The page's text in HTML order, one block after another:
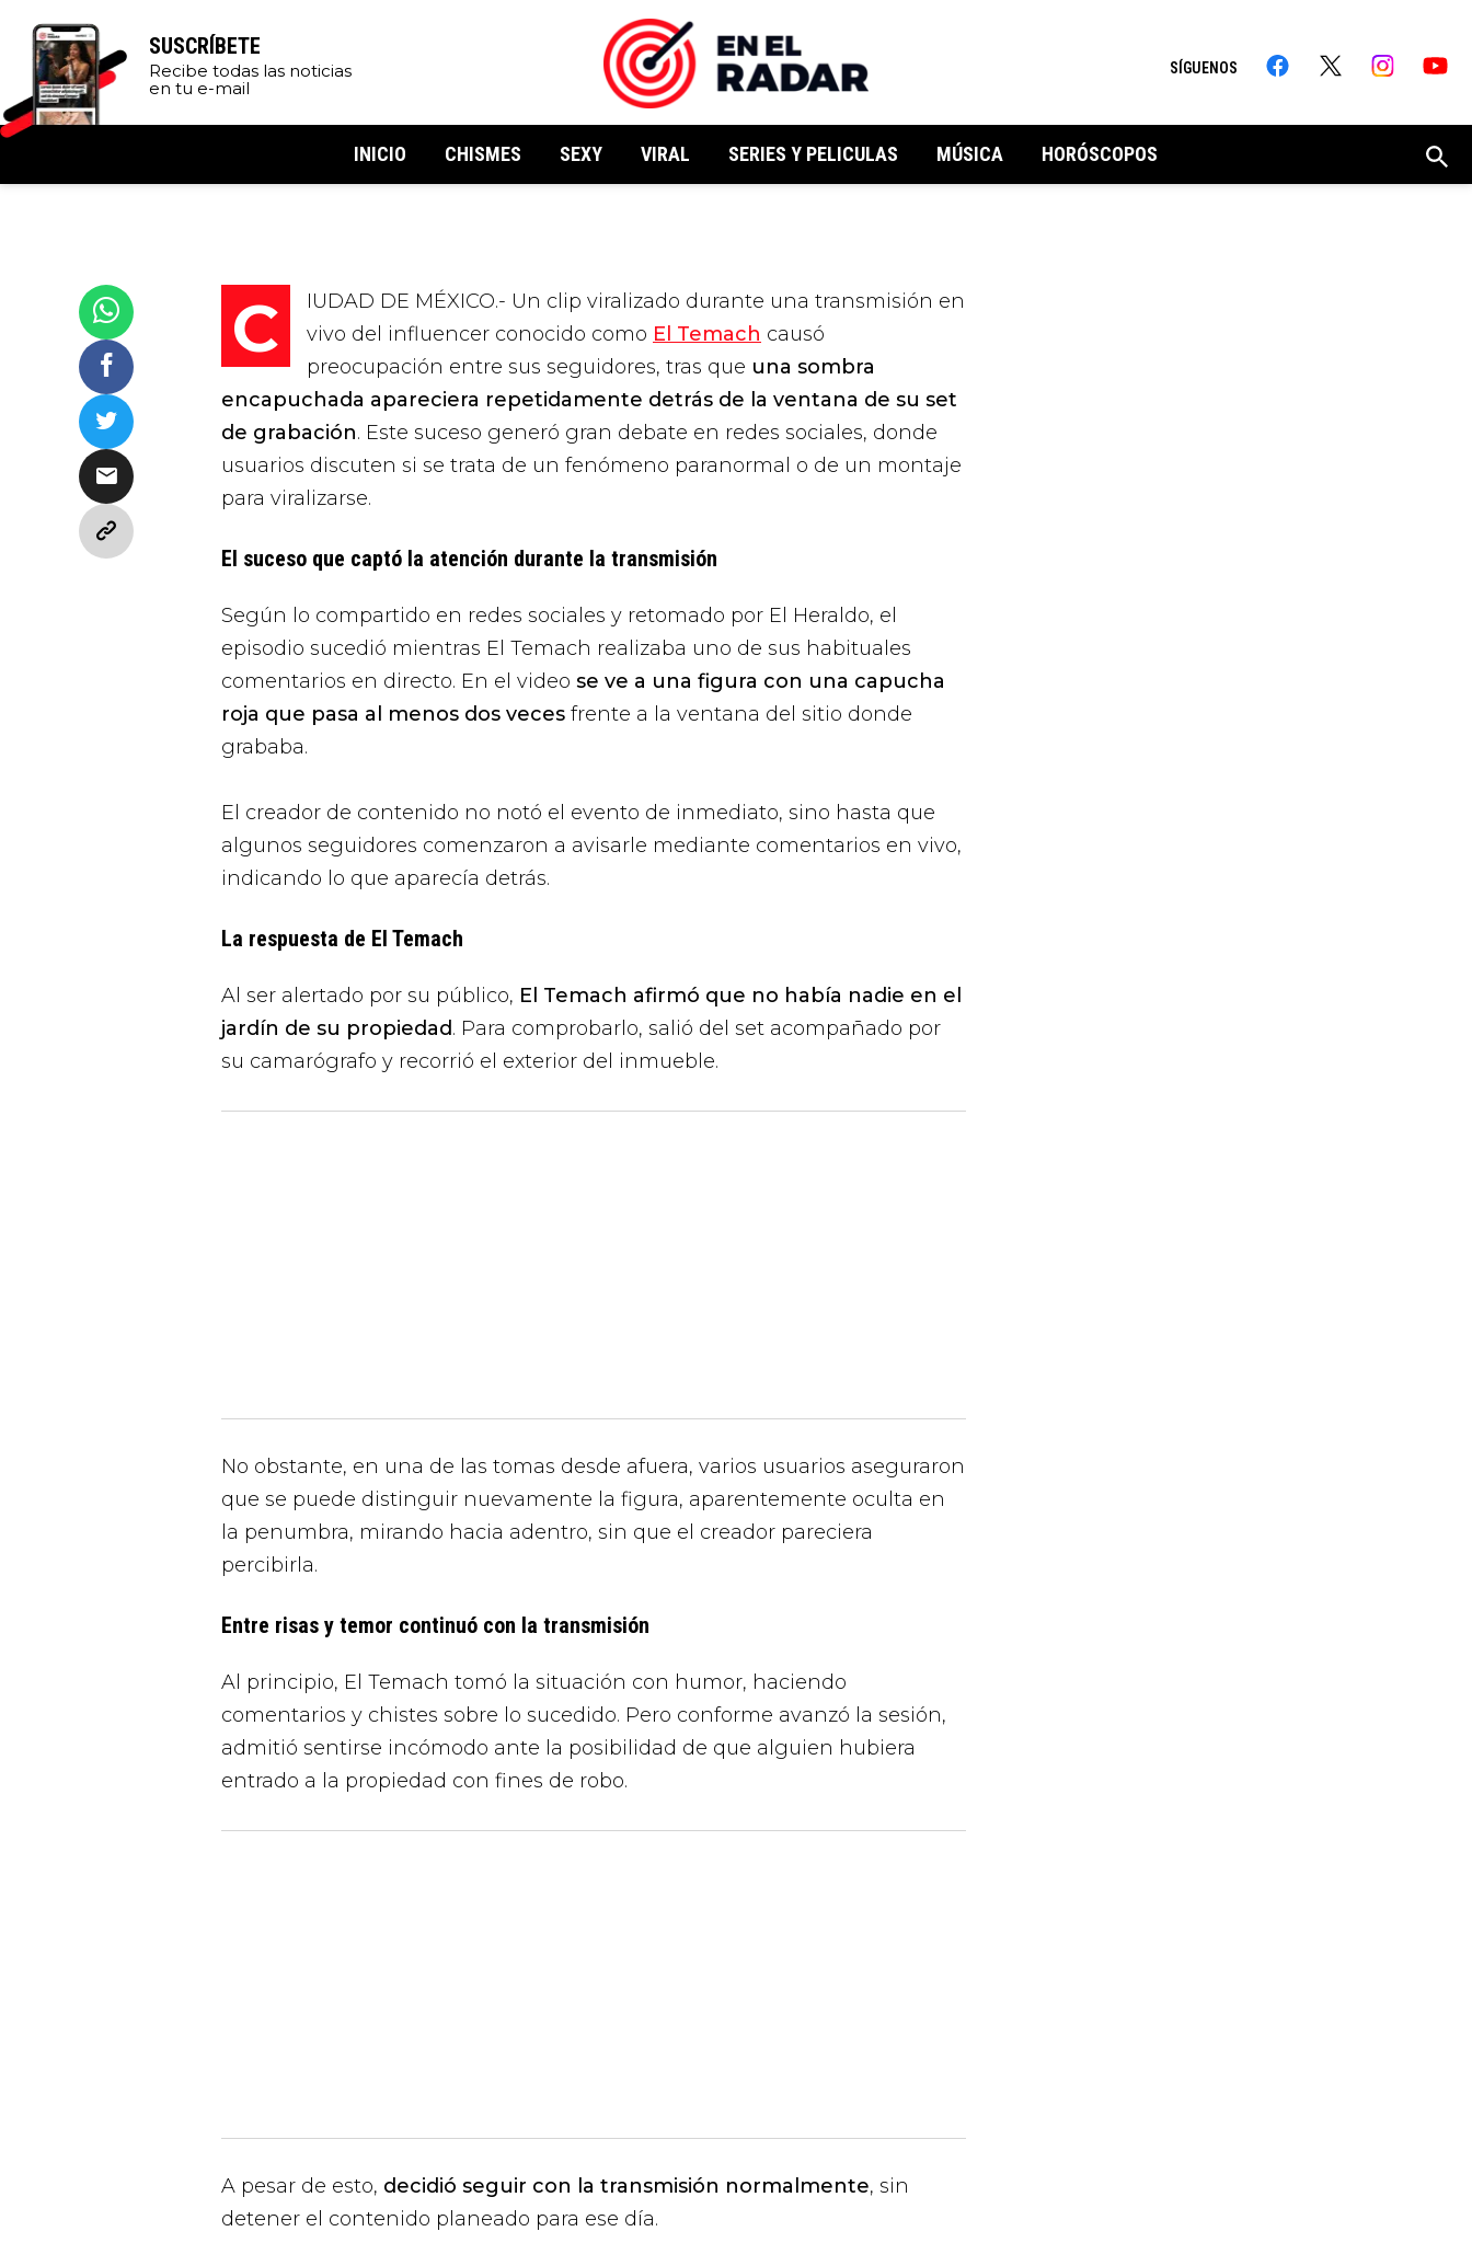
SUSCRÍBETE
Recibe todas las noticias
en tu e-mail
SÍGUENOS
INICIO CHISMES SEXY VIRAL SERIES Y PELICULAS MÚSICA HORÓSCOPOS
CIUDAD DE MÉXICO.- Un clip viralizado durante una transmisión en vivo del influencer conocido como El Temach causó
preocupación entre sus seguidores, tras que una sombra
encapuchada apareciera repetidamente detrás de la ventana de su set
de grabación. Este suceso generó gran debate en redes sociales, donde
usuarios discuten si se trata de un fenómeno paranormal o de un montaje
para viralizarse.
El suceso que captó la atención durante la transmisión
Según lo compartido en redes sociales y retomado por El Heraldo, el
episodio sucedió mientras El Temach realizaba uno de sus habituales
comentarios en directo. En el video se ve a una figura con una capucha
roja que pasa al menos dos veces frente a la ventana del sitio donde
grababa.
El creador de contenido no notó el evento de inmediato, sino hasta que
algunos seguidores comenzaron a avisarle mediante comentarios en vivo,
indicando lo que aparecía detrás.
La respuesta de El Temach
Al ser alertado por su público, El Temach afirmó que no había nadie en el
jardín de su propiedad. Para comprobarlo, salió del set acompañado por
su camarógrafo y recorrió el exterior del inmueble.
No obstante, en una de las tomas desde afuera, varios usuarios aseguraron
que se puede distinguir nuevamente la figura, aparentemente oculta en
la penumbra, mirando hacia adentro, sin que el creador pareciera
percibirla.
Entre risas y temor continuó con la transmisión
Al principio, El Temach tomó la situación con humor, haciendo
comentarios y chistes sobre lo sucedido. Pero conforme avanzó la sesión,
admitió sentirse incómodo ante la posibilidad de que alguien hubiera
entrado a la propiedad con fines de robo.
A pesar de esto, decidió seguir con la transmisión normalmente, sin
detener el contenido planeado para ese día.